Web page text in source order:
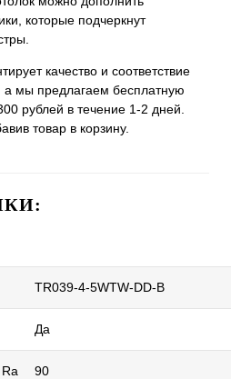
которые подчеркнут
качество и соответствие
а мы предлагаем бесплатную
рублей в течение 1-2 дней.
товар в корзину.
TR039-4-5WTW-DD-B
Да
90